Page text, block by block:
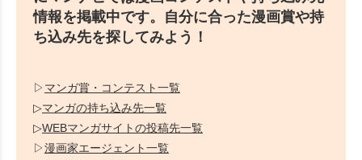
情報を掲載中です。自分に合った漫画賞や持
ち込み先を探してみよう！
▷ マンガ賞・コンテスト一覧
▷マンガの持ち込み先一覧
▷WEBマンガサイトの投稿先一覧
▷漫画家エージェント一覧